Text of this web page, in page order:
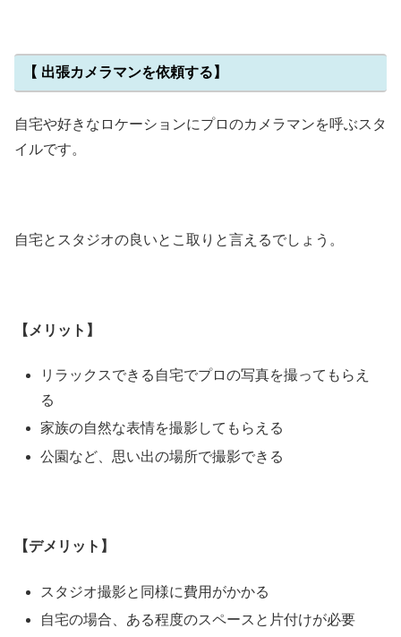
【 出張カメラマンを依頼する】
自宅や好きなロケーションにプロのカメラマンを呼ぶスタ
イルです。
自宅とスタジオの良いとこ取りと言えるでしょう。
【メリット】
リラックスできる自宅でプロの写真を撮ってもらえ
る
家族の自然な表情を撮影してもらえる
公園など、思い出の場所で撮影できる
【デメリット】
スタジオ撮影と同様に費用がかかる
自宅の場合、ある程度のスペースと片付けが必要